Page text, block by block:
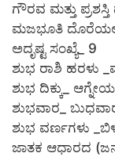
ಗೌರವ ಮತ್ತು
ಮಜಭೂತಿ
ಅದೃಷ್ಟ ಸಂಖ್ಯೆ_ 9
ಶುಭ ರಾಶಿ ಹರಳು
ಶುಭ ದಿಕ್ಕು_ ಆಗ್ನೇಯ
ಶುಭವಾರ_
ಶುಭ ವರ್ಣಗಳು
ಜಾತಕ ಆಧಾರದ